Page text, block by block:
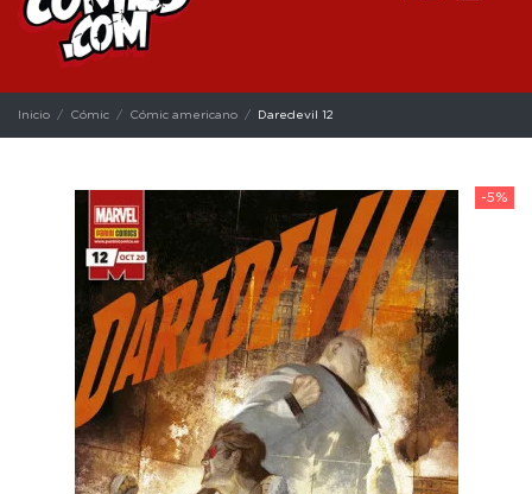
Inicio Cómic Cómic americano Daredevil 12
-5%